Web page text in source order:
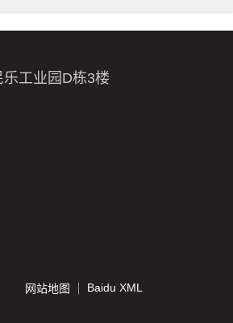
工业园D栋3楼
网站地图 Baidu XML